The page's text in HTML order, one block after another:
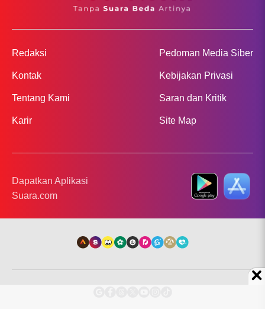
Redaksi
Kontak
Tentang Kami
Karir
Pedoman Media Siber
Kebijakan Privasi
Saran dan Kritik
Site Map
Dapatkan Aplikasi
Suara.com